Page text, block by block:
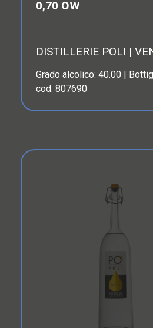
0,70 OW
DISTILLERIE POLI |
Grado alcolico: 40.00 |
cod. 807690